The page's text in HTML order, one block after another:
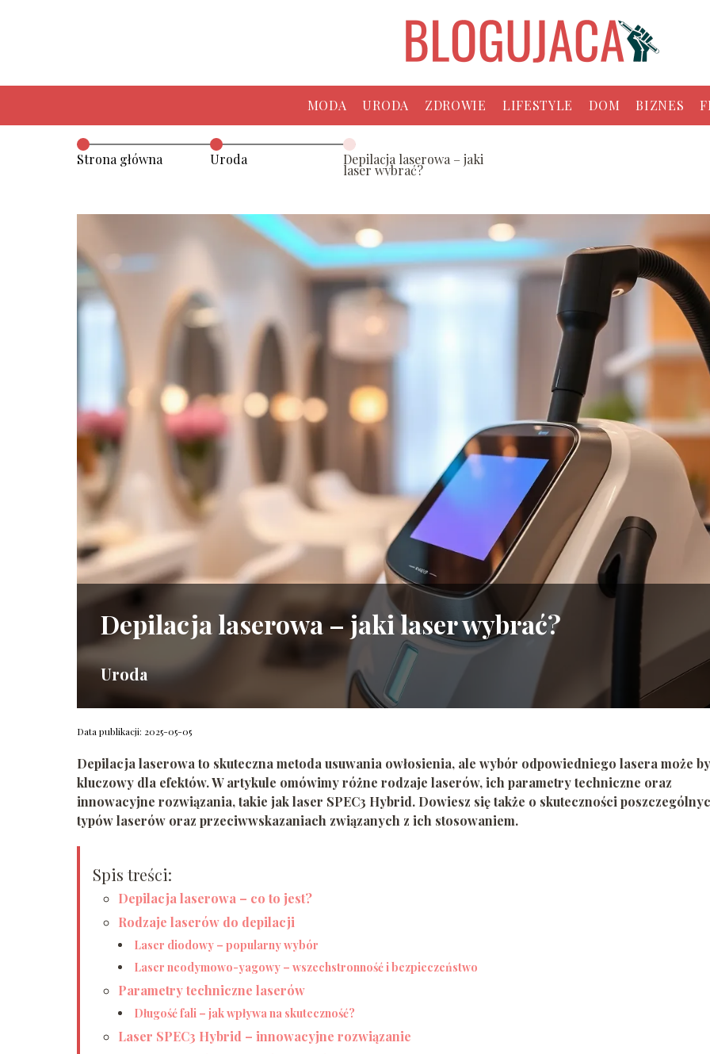
MODA URODA ZDROWIE LIFESTYLE DOM BIZNES
Strona główna Uroda Depilacja laserowa – jaki
laser wybrać?
Depilacja laserowa – jaki laser wybrać?
Uroda
Data publikacji: 2025-05-05
Depilacja laserowa to skuteczna metoda usuwania owłosienia, ale wybór odpowiedniego lasera może
kluczowy dla efektów. W artykule omówimy różne rodzaje laserów, ich parametry techniczne oraz
innowacyjne rozwiązania, takie jak laser SPEC3 Hybrid. Dowiesz się także o skuteczności
typów laserów oraz przeciwwskazaniach związanych z ich stosowaniem.
Spis treści:
Depilacja laserowa – co to jest?
Rodzaje laserów do depilacji
Laser diodowy – popularny wybór
Laser neodymowo-yagowy – wszechstronność i bezpieczeństwo
Parametry techniczne laserów
Długość fali – jak wpływa na skuteczność?
Laser SPEC3 Hybrid – innowacyjne rozwiązanie